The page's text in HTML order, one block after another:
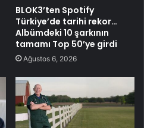
BLOK3’ten Spotify
Türkiye’de tarihi rekor…
Albümdeki 10 şarkının
tamamı Top 50’ye girdi
Ağustos 6, 2026